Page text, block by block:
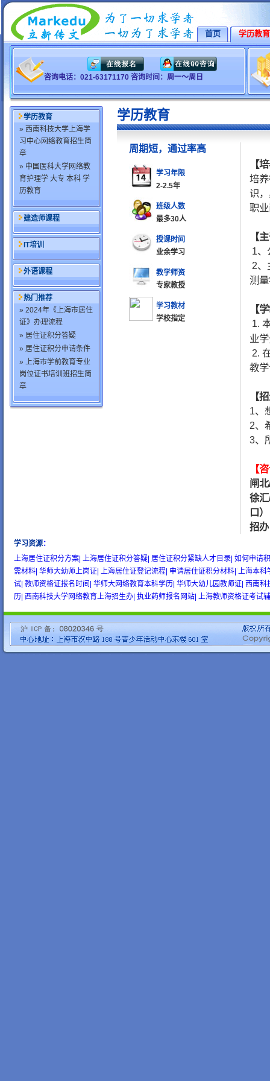
首页 学历教育
咨询电话：021-63171170 咨询时间：周一～周日
学历教育
» 西南科技大学上海学
习中心网络教育招生简
章
» 中国医科大学网络教
育护理学 大专 本科 学
历教育
建造师课程
IT培训
外语课程
热门推荐
» 2024年《上海市居住
证》办理流程
» 居住证积分答疑
» 居住证积分申请条件
» 上海市学前教育专业
岗位证书培训班招生简
章
学历教育
周期短，通过率高
学习年限
2-2.5年
班级人数
最多30人
授课时间
业余学习
教学师资
专家教授
学习教材
学校指定
【
培
识
职
【
1、
2、
测
【
1.
业
2.
教
【
1、
2、
3、
【
闸
徐
口）
招
学习资源：
上海居住证积分方案| 上海居住证积分答疑| 居住证积分紧缺人才目录| 如何申请
需材料| 华师大幼师上岗证| 上海居住证登记流程| 申请居住证积分材料| 上海本科
试| 教师资格证报名时间| 华师大网络教育本科学历| 华师大幼儿园教师证| 西南科
历| 西南科技大学网络教育上海招生办| 执业药师报名网站| 上海教师资格证考试